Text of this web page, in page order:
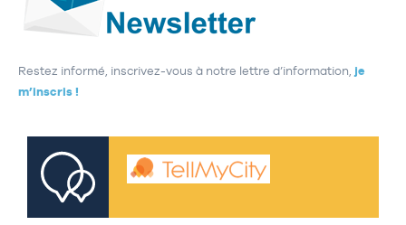
Restez informé, inscrivez-vous à notre lettre d’information, je
m’inscris !